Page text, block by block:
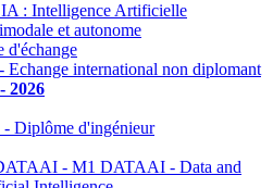
: Intelligence Artificielle
et autonome
d'échange
Echange international non diplomant
2026
Diplôme d'ingénieur
- M1 DATAAI - Data and